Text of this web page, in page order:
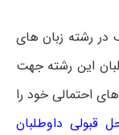
در رشته زبان های
این رشته جهت
احتمالی خود را
قبولی داوطلبان